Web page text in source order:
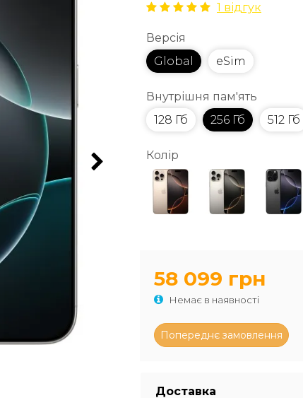
1 відгук
Версія
Global
eSim
Внутрішня пам'ять
128 Гб
256 Гб 512 Гб
Колір
58 099 грн
Немає в наявності
Доставка